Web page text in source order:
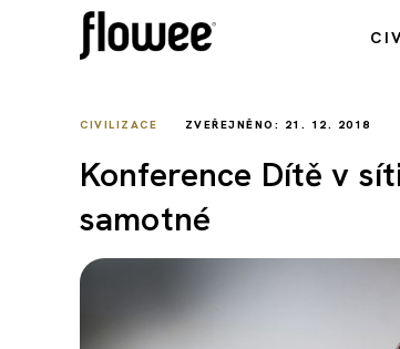
CIVILIZACE ZVEŘEJNĚNO: 21. 12. 2018
Konference Dítě v
samotné